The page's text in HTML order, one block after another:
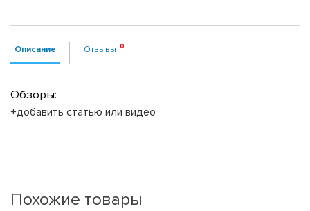
Описание Отзывы
Обзоры:
+добавить статью или видео
Похожие товары